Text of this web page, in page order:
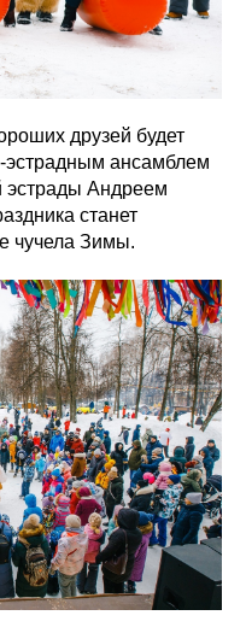
друзей будет
эстрадным ансамблем
эстрады Андреем
станет
чучела Зимы.